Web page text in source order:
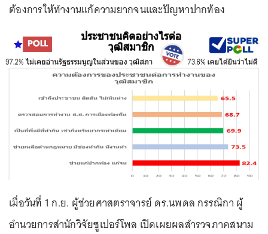
ต้องการให้ทำงานแก้ความยากจนและปัญหาปากท้อง
เมื่อวันที่ 1 ก.ย. ผู้ช่วยศาสตราจารย์ ดร.นพดล กรรณิกา ผู้
อำนวยการสำนักวิจัยซูเปอร์โพล เปิดเผยผลสำรวจภาคสนาม